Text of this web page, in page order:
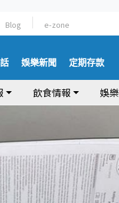
Blog e-zone
娛樂新聞 定期存款
飲食情報 娛樂